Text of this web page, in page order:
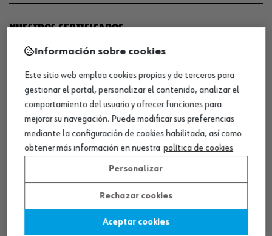
NUESTROS CERTIFICADOS
¡DESCARGA NUESTRA APP!
Información sobre cookies
Este sitio web emplea cookies propias y de terceros para
gestionar el portal, personalizar el contenido, analizar el
comportamiento del usuario y ofrecer funciones para
mejorar su navegación. Puede modificar sus preferencias
mediante la configuración de cookies habilitada, así como
obtener más información en nuestra política de cookies
Personalizar
Rechazar cookies
Aceptar cookies